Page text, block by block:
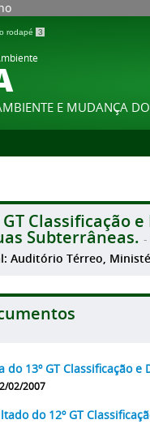
rodapé 3
E MUDANÇA
GT Classificação
Subterrâneas. -
Auditório Térreo,
do 13º GT Classificação
02/2007
do 12º GT